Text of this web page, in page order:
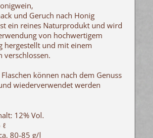
und Geruch nach Honig
ein reines Naturprodukt und wird
von hochwertigem
hergestellt und mit einem
verschlossen.
können nach dem Genuss
wiederverwendet werden
12% Vol.
80-85 g/l